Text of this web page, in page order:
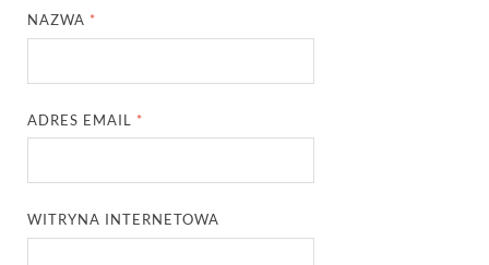
NAZWA *
ADRES EMAIL *
WITRYNA INTERNETOWA